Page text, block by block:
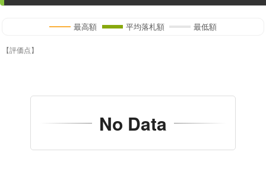
最高額 平均落札額 最低額
【評価点】
No Data